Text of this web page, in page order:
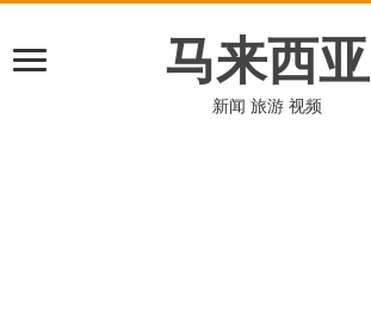
马来西亚
新闻 旅游 视频